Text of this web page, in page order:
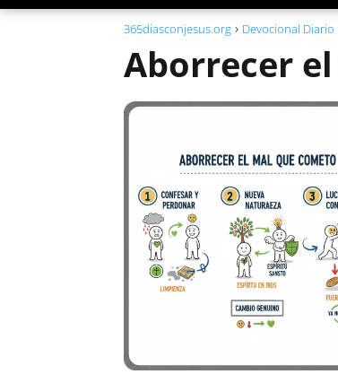
365diasconjesus.org Devocional Diario
Aborrecer